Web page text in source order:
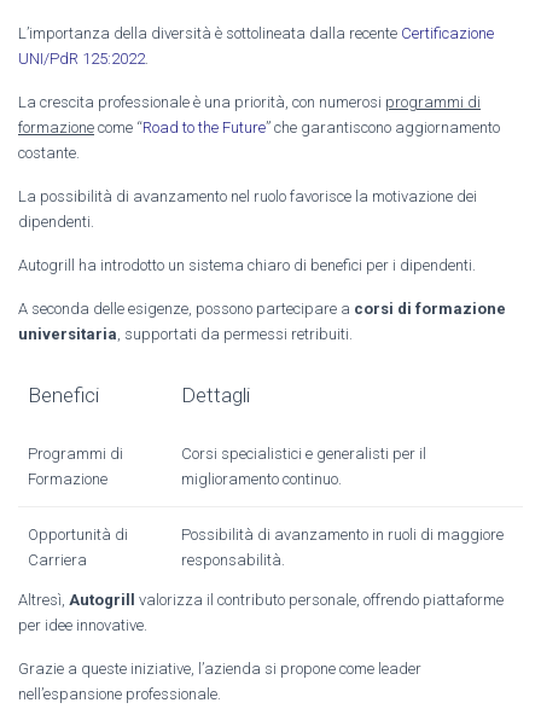
L’importanza della diversità è sottolineata dalla recente Certificazione
UNI/PdR 125:2022
La crescita professionale è una priorità, con numerosi programmi di
formazione come “Road to the Future” che garantiscono aggiornamento
costante.
La possibilità di avanzamento nel ruolo favorisce la motivazione dei
dipendenti.
Autogrill ha introdotto un sistema chiaro di benefici per i dipendenti.
A seconda delle esigenze, possono partecipare a corsi di formazione
universitaria , supportati da permessi retribuiti.
Benefici Dettagli
Programmi di
Formazione
Corsi specialistici e generalisti per il
miglioramento continuo.
Opportunità di
Carriera
Possibilità di avanzamento in ruoli di maggiore
responsabilità.
Altresì, Autogrill
valorizza il contributo personale, offrendo piattaforme
per idee innovative.
Grazie a queste iniziative, l’azienda si propone come leader
nell’espansione professionale.